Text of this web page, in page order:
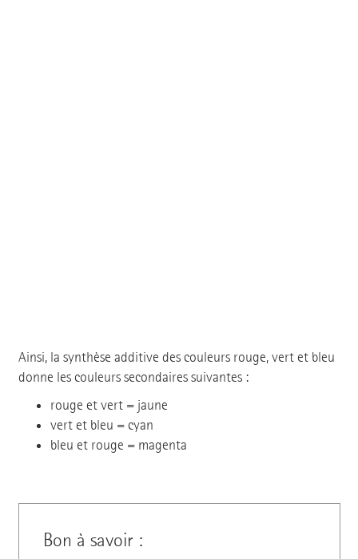
Ainsi, la synthèse additive des couleurs rouge, vert et bleu
donne les couleurs secondaires suivantes :
rouge et vert = jaune
vert et bleu = cyan
bleu et rouge = magenta
Bon à savoir :